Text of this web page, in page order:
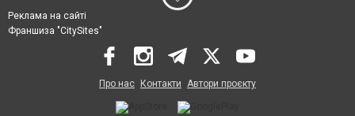
Реклама на сайті
Франшиза "CitySites"
Про нас Контакти Автори проєкту